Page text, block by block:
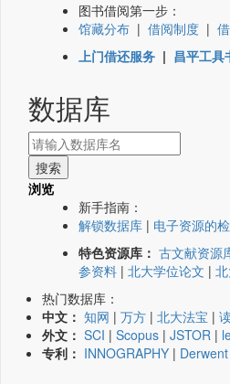
图书借阅第一步：
馆藏分布 | 借阅制度 |
上门借还服务 | 昌平工具
数据库
浏览
新手指南：
解锁数据库 | 电子资源的
特色资源库： 古文献资源
参资料 | 北大学位论文 |
热门数据库：
中文： 知网 | 万方 | 北大法宝 |
外文： SCI | Scopus | JSTOR |
专利： INNOGRAPHY | Derwent